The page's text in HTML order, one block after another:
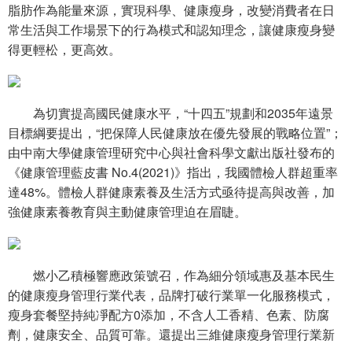
脂肪作為能量來源，實現科學、健康瘦身，改變消費者在日
常生活與工作場景下的行為模式和認知理念，讓健康瘦身變
得更輕松，更高效。
為切實提高國民健康水平，“十四五”規劃和2035年遠景
目標綱要提出，“把保障人民健康放在優先發展的戰略位置”；
由中南大學健康管理研究中心與社會科學文獻出版社發布的
《健康管理藍皮書 No.4(2021)》指出，我國體檢人群超重率
達48%。體檢人群健康素養及生活方式亟待提高與改善，加
強健康素養教育與主動健康管理迫在眉睫。
燃小乙積極響應政策號召，作為細分領域惠及基本民生
的健康瘦身管理行業代表，品牌打破行業單一化服務模式，
瘦身套餐堅持純凈配方0添加，不含人工香精、色素、防腐
劑，健康安全、品質可靠。還提出三維健康瘦身管理行業新